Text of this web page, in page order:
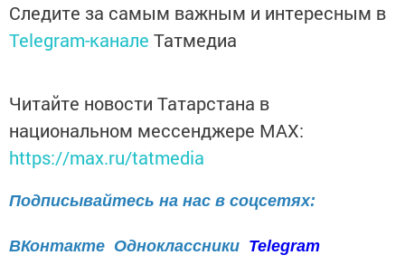
Следите за самым важным и интересным в
Telegram-канале Татмедиа
Читайте новости Татарстана в
национальном мессенджере MАХ:
https://max.ru/tatmedia
Подписывайтесь на нас в соцсетях:
ВКонтакте Одноклассники Telegram